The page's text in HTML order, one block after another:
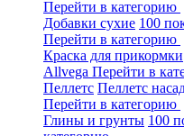
Перейти в категорию
Добавки сухие 100
Перейти в категорию
Краска для прикормки
Allvega Перейти в
Пеллетс Пеллетс
Перейти в категорию
Глины и грунты 100